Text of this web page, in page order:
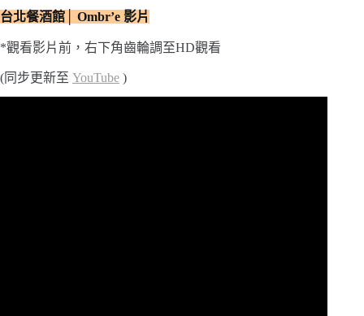
台北餐酒館│ Ombr’e 影片
*觀看影片前，右下角齒輪調至HD觀看
(同步更新至 YouTube )